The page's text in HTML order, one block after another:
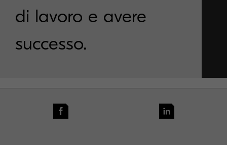
di lavoro e avere
successo.